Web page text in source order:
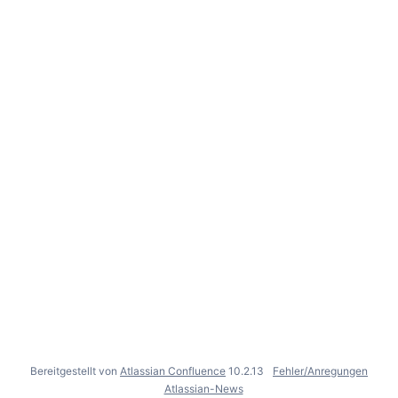
Bereitgestellt von Atlassian Confluence 10.2.13
Fehler/Anregungen
Atlassian-News